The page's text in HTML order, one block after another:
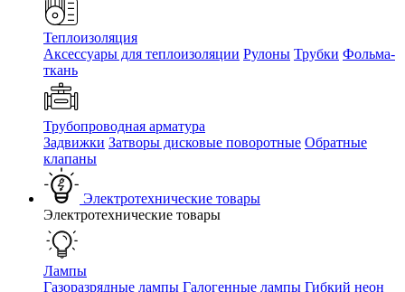
Теплоизоляция
Аксессуары для теплоизоляции Рулоны Трубки Фольма-
ткань
Трубопроводная арматура
Задвижки Затворы дисковые поворотные Обратные
клапаны
Электротехнические товары
Электротехнические товары
Лампы
Газоразрядные лампы Галогенные лампы Гибкий неон